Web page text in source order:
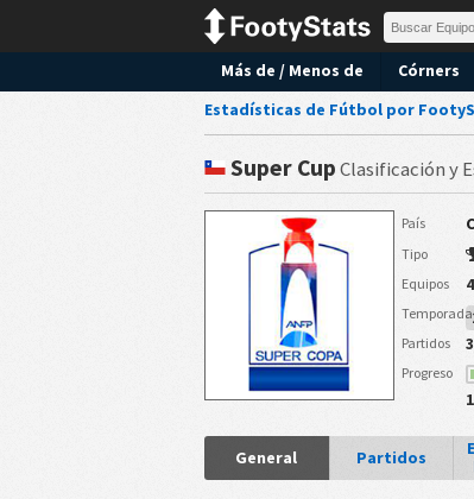
Más de / Menos de Córners
Estadísticas de Fútbol por
Super CupClasificación y
País
Tipo
Equipos 4
Temporada
Partidos
Progreso
General Partidos